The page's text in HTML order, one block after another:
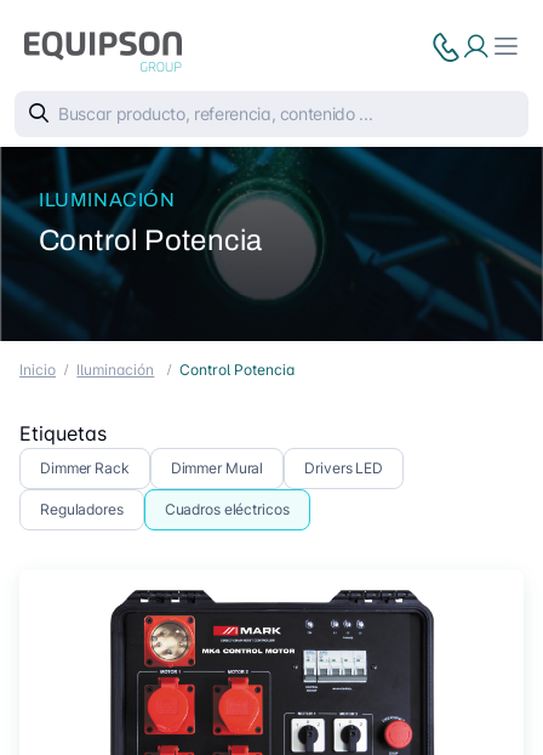
ILUMINACIÓN
Control Potencia
Inicio Iluminación Control Potencia
Etiquetas
Dimmer Rack Dimmer Mural Drivers LED
Reguladores Cuadros eléctricos